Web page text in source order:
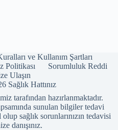
ve Kullanım Şartları
Politikası
Sorumluluk Reddi
Ulaşın
Sağlık Hattınız
tarafından hazırlanmaktadır.
sunulan bilgiler tedavi
sağlık sorunlarınızın tedavisi
danışınız.